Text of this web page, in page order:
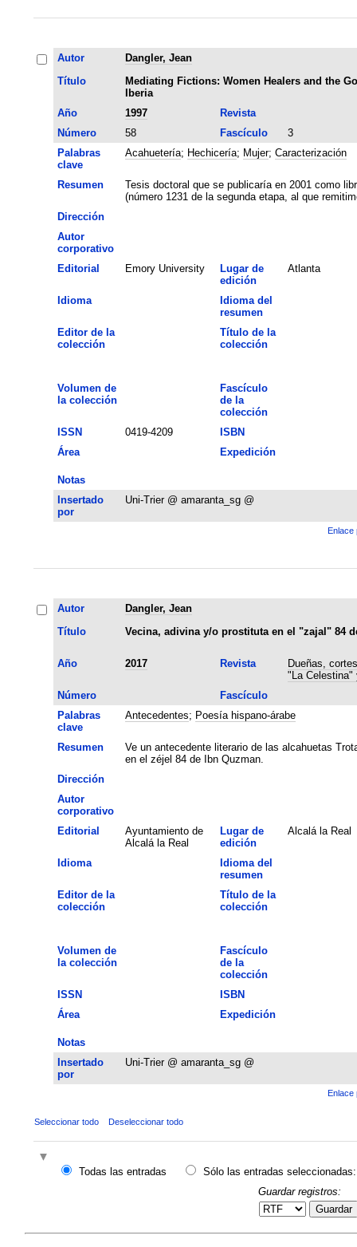
Autor
Dangler, Jean
Título
Mediating Fictions: Women Healers and the
Iberia
Año
1997
Revista
Número
58 Fascículo
3
Palabras
clave
Acahuetería; Hechicería; Mujer; Caracterización
Resumen
Tesis doctoral que se publicaría en 2001 como
(número 1231 de la segunda etapa, al que
Dirección
Autor
corporativo
Editorial
Emory University
Lugar de
edición
Atlanta
Idioma
Idioma del
resumen
Editor de la
colección
Título de la
colección
Volumen de
la colección
Fascículo
de la
colección
ISSN
0419-4209
ISBN
Área
Expedición
Notas
Insertado
por
Uni-Trier @ amaranta_sg @
Enlace
Autor
Dangler, Jean
Título
Vecina, adivina y/o prostituta en el "zajal" 84
Año 2017 Revista
Dueñas,
"La Celestina"
Número
Fascículo
Palabras
clave
Antecedentes; Poesía hispano-árabe
Resumen
Ve un antecedente literario de las alcahuetas
en el zéjel 84 de Ibn Quzman.
Dirección
Autor
corporativo
Editorial
Ayuntamiento de
Alcalá la Real
Lugar de
edición
Alcalá la Real
Idioma
Idioma del
resumen
Editor de la
colección
Título de la
colección
Volumen de
la colección
Fascículo
de la
colección
ISSN
ISBN
Área
Expedición
Notas
Insertado
por
Uni-Trier @ amaranta_sg @
Enlace
Seleccionar todo Deseleccionar todo
Todas las entradas
Sólo las entradas seleccionadas:
Guardar registros:
Guardar